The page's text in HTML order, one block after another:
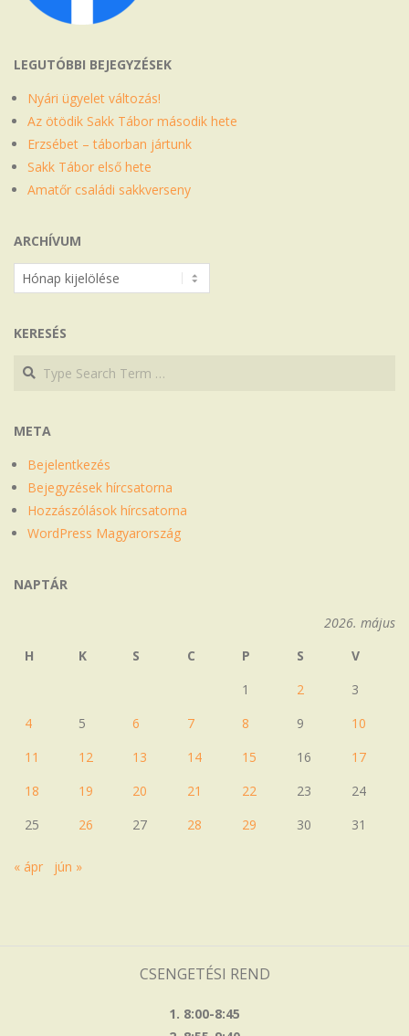
LEGUTÓBBI BEJEGYZÉSEK
Nyári ügyelet változás!
Az ötödik Sakk Tábor második hete
Erzsébet – táborban jártunk
Sakk Tábor első hete
Amatőr családi sakkverseny
ARCHÍVUM
Archívum
KERESÉS
Search
Search
META
Bejelentkezés
Bejegyzések hírcsatorna
Hozzászólások hírcsatorna
WordPress Magyarország
NAPTÁR
2026. május
H
K S C P S
V
1
2
3
4
5 6 7 8 9
10
11
12 13 14 15 16
17
18
19 20 21 22 23
24
25
26 27 28 29 30 31
« ápr jún »
CSENGETÉSI REND
1. 8:00-8:45